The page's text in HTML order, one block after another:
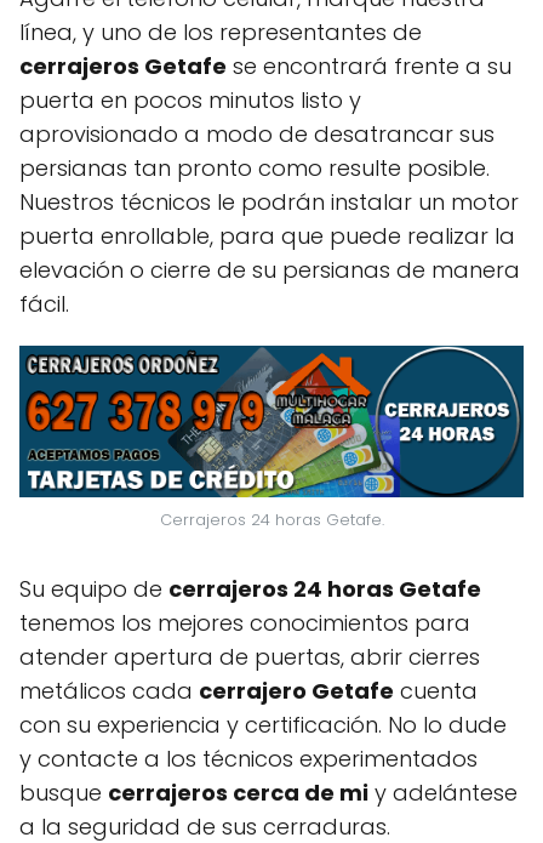
línea, y uno de los representantes de
cerrajeros Getafe se encontrará frente a su
puerta en pocos minutos listo y
aprovisionado a modo de desatrancar sus
persianas tan pronto como resulte posible.
Nuestros técnicos le podrán instalar un motor
puerta enrollable, para que puede realizar la
elevación o cierre de su persianas de manera
fácil.
Cerrajeros 24 horas Getafe.
Su equipo de cerrajeros 24 horas Getafe
tenemos los mejores conocimientos para
atender apertura de puertas, abrir cierres
metálicos cada cerrajero Getafe cuenta
con su experiencia y certificación. No lo dude
y contacte a los técnicos experimentados
busque cerrajeros cerca de mi y adelántese
a la seguridad de sus cerraduras.